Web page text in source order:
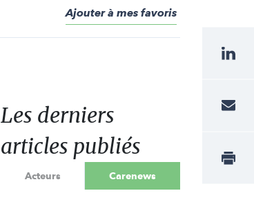
Ajouter à mes favoris
Les derniers
articles publiés
Acteurs Carenews